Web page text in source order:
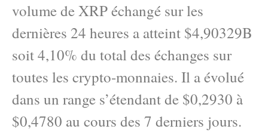
volume de XRP échangé sur les
dernières 24 heures a atteint $4,90329B
soit 4,10% du total des échanges sur
toutes les crypto-monnaies. Il a évolué
dans un range s’étendant de $0,2930 à
$0,4780 au cours des 7 derniers jours.